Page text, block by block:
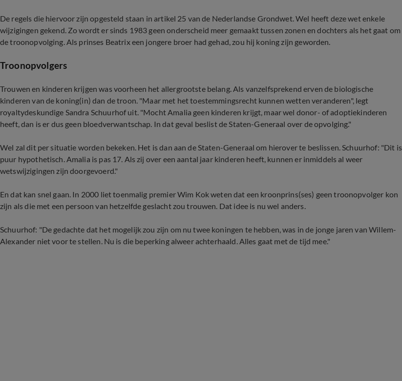
De regels die hiervoor zijn opgesteld staan in artikel 25 van de Nederlandse Grondwet. Wel heeft deze wet enkele
wijzigingen gekend. Zo wordt er sinds 1983 geen onderscheid meer gemaakt tussen zonen en dochters als het gaat om
de troonopvolging. Als prinses Beatrix een jongere broer had gehad, zou hij koning zijn geworden.
Troonopvolgers
Trouwen en kinderen krijgen was voorheen het allergrootste belang. Als vanzelfsprekend erven de biologische
kinderen van de koning(in) dan de troon. "Maar met het toestemmingsrecht kunnen wetten veranderen", legt
royaltydeskundige Sandra Schuurhof uit. "Mocht Amalia geen kinderen krijgt, maar wel donor- of adoptiekinderen
heeft, dan is er dus geen bloedverwantschap. In dat geval beslist de Staten-Generaal over de opvolging."
Wel zal dit per situatie worden bekeken. Het is dan aan de Staten-Generaal om hierover te beslissen. Schuurhof: "Dit is
puur hypothetisch. Amalia is pas 17. Als zij over een aantal jaar kinderen heeft, kunnen er inmiddels al weer
wetswijzigingen zijn doorgevoerd."
En dat kan snel gaan. In 2000 liet toenmalig premier Wim Kok weten dat een kroonprins(ses) geen troonopvolger kon
zijn als die met een persoon van hetzelfde geslacht zou trouwen. Dat idee is nu wel anders.
Schuurhof: "De gedachte dat het mogelijk zou zijn om nu twee koningen te hebben, was in de jonge jaren van Willem-
Alexander niet voor te stellen. Nu is die beperking alweer achterhaald. Alles gaat met de tijd mee."